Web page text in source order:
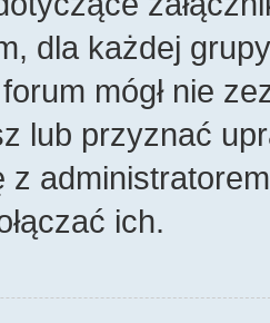
dla każdej
mógł nie
lub przyznać
z
ich.